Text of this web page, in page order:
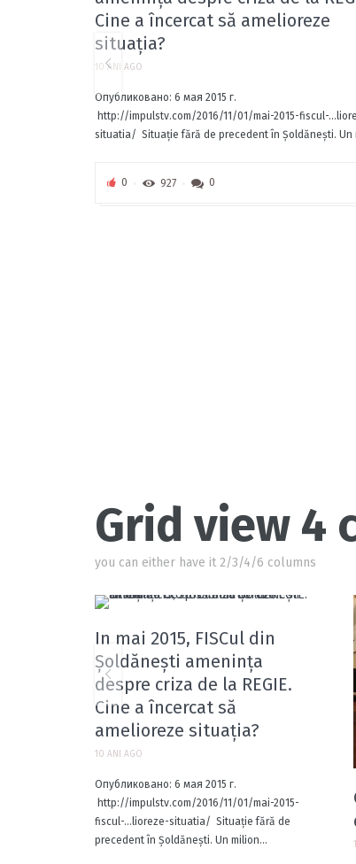
Cine a încercat să amelioreze
situația?
10 ANI AGO
Опубликовано: 6 мая 2015 г.
http://impulstv.com/2016/11/01/mai-2015-fiscul-
situatia/ ‎ Situaţie fără de precedent în Şoldăneşti. Un
0 927 0
Grid view 4
you can either have it 2/3/4/6 columns
In mai 2015, FISCul din
Șoldănești amenința
despre criza de la REGIE.
Cine a încercat să
amelioreze situația?
10 ANI AGO
Опубликовано: 6 мая 2015 г.
http://impulstv.com/2016/11/01/mai-2015-
fiscul-…lioreze-situatia/ ‎ Situaţie fără de
precedent în Şoldăneşti. Un milion...